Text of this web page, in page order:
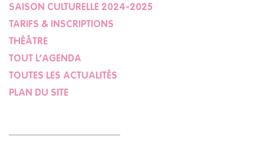
SAISON CULTURELLE 2024-2025
TARIFS & INSCRIPTIONS
THÉÂTRE
TOUT L’AGENDA
TOUTES LES ACTUALITÉS
PLAN DU SITE